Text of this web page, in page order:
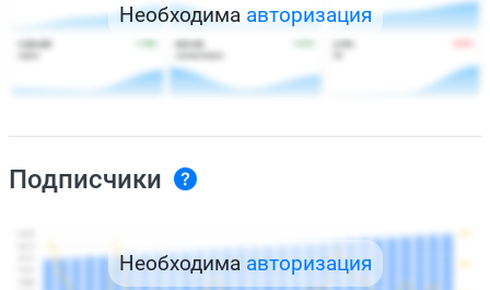
Необходима авторизация
Подписчики
Необходима авторизация